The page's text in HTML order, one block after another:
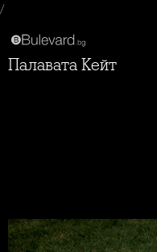
/
Палавата Кейт